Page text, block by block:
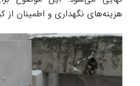
هزینه‌های نگهداری و اطمینان از